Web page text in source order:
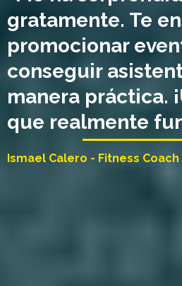
gratamente. Te
promocionar
conseguir
manera práctica.
que realmente
Ismael Calero - Fitness Coach